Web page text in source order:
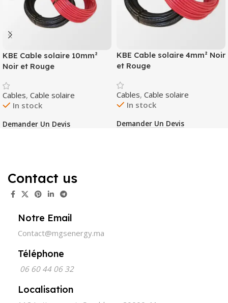
KBE Cable solaire 10mm²
Noir et Rouge
Cables, Cable solaire
In stock
Demander Un Devis
KBE Cable solaire 4mm² Noir
et Rouge
Cables, Cable solaire
In stock
Demander Un Devis
Contact us
Notre Email
Contact@mgsenergy.ma
Téléphone
06 60 44 06 32
Localisation